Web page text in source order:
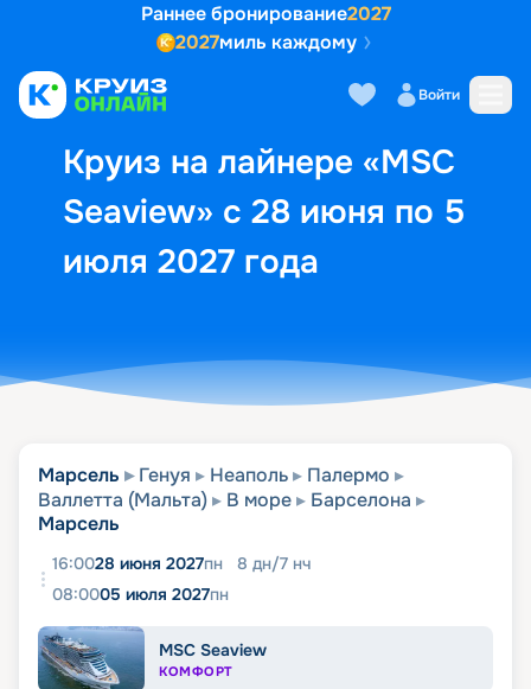
Раннее бронирование2027
2027миль каждому
Войти
Круиз на лайнере «MSC
Seaview» с 28 июня по 5
июля 2027 года
Выбор кают Маршрут и
Марсель Генуя Неаполь
Палермо
Валлетта (Мальта)
В море
Барселона
Марсель
16:0028 июня 2027пн 8 дн/7 нч
08:0005 июля 2027пн
MSC Seaview
КОМФОРТ